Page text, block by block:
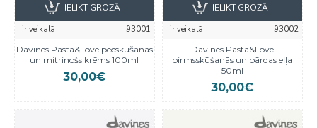
ir veikalā
93001
Davines Pasta&Love pēcskūšanās
un mitrinošs krēms 100ml
30,00€
IELIKT GROZĀ
ir veikalā
93002
Davines Pasta&Love
pirmsskūšanās un bārdas eļļa
50ml
30,00€
IELIKT GROZĀ